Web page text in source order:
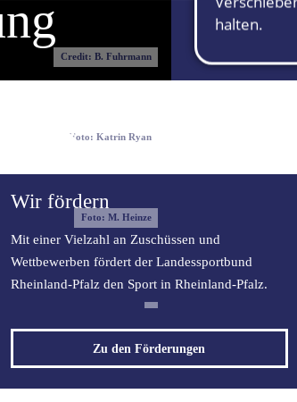
Credit: B. Fuhrmann
Foto: Katrin Ryan
Foto: M. Heinze
&
Wir fördern
Mit einer Vielzahl an Zuschüssen und
Wettbewerben fördert der Landessportbund
Rheinland-Pfalz den Sport in Rheinland-Pfalz.
Zu den Förderungen